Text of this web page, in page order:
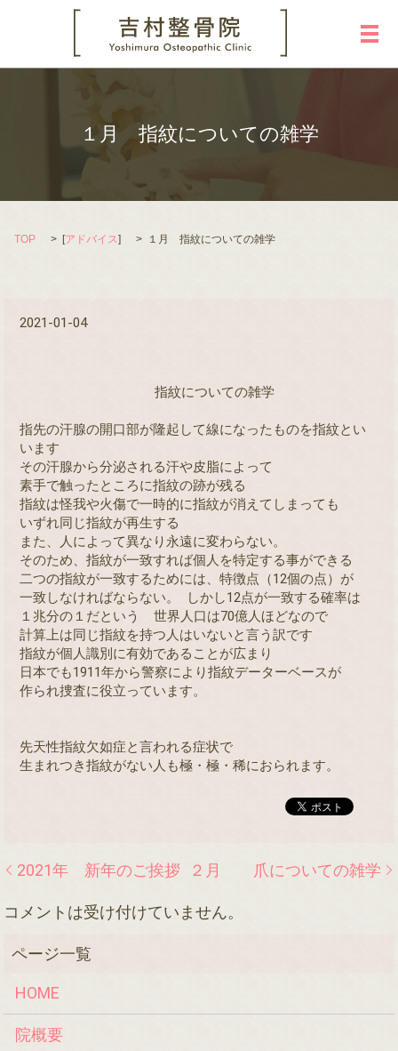
メ
１月 指紋についての雑学
TOP [アドバイス] １月 指紋についての雑学
2021-01-04
指紋についての雑学
指先の汗腺の開口部が隆起して線になったものを指紋とい
います
その汗腺から分泌される汗や皮脂によって
素手で触ったところに指紋の跡が残る
指紋は怪我や火傷で一時的に指紋が消えてしまっても
いずれ同じ指紋が再生する
また、人によって異なり永遠に変わらない。
そのため、指紋が一致すれば個人を特定する事ができる
二つの指紋が一致するためには、特徴点（12個の点）が
一致しなければならない。 しかし12点が一致する確率は
１兆分の１だという 世界人口は70億人ほどなので
計算上は同じ指紋を持つ人はいないと言う訳です
指紋が個人識別に有効であることが広まり
日本でも1911年から警察により指紋データーベースが
作られ捜査に役立っています。
先天性指紋欠如症と言われる症状で
生まれつき指紋がない人も極・極・稀におられます。
2021年 新年のご挨拶 ２月 爪についての雑学
コメントは受け付けていません。
HOME
院概要